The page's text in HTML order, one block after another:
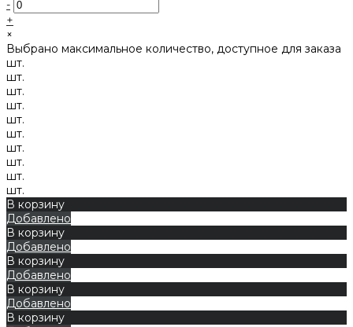
-
+
×
Выбрано максимальное количество, доступное для заказа
шт.
шт.
шт.
шт.
шт.
шт.
шт.
шт.
шт.
шт.
В корзину
Добавлено
В корзину
Добавлено
В корзину
Добавлено
В корзину
Добавлено
В корзину